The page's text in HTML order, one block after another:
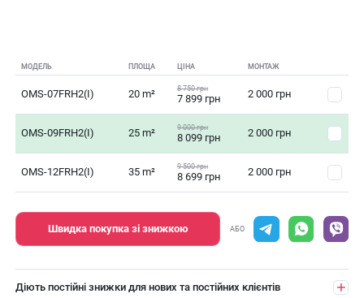
МОДЕЛЬ ПЛОЩА ЦІНА МОНТАЖ
OMS-07FRH2(I) 20 m² 8 750 грн
7 899 грн 2 000 грн
OMS-09FRH2(I) 25 m² 9 000 грн
8 099 грн 2 000 грн
OMS-12FRH2(I) 35 m² 9 500 грн
8 699 грн 2 000 грн
Швидка покупка зі знижкою АБО
Діють постійні знижки для нових та постійних клієнтів